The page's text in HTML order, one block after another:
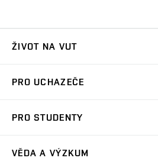
ŽIVOT NA VUT
Koleje
Sport na VUT
PRO UCHAZEČE
Dny otevřených dveří
PRO STUDENTY
VĚDA A VÝZKUM